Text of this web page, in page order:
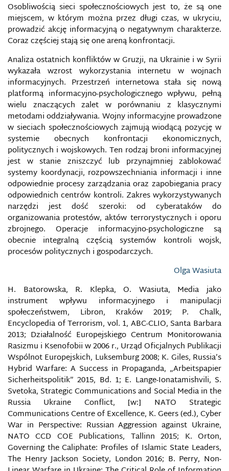
Osobliwością sieci społecznościowych jest to, że są one
miejscem, w którym można przez długi czas, w ukryciu,
prowadzić akcję informacyjną o negatywnym charakterze.
Coraz częściej stają się one areną konfrontacji.
Analiza ostatnich konfliktów w Gruzji, na Ukrainie i w Syrii
wykazała wzrost wykorzystania internetu w wojnach
informacyjnych. Przestrzeń internetowa stała się nową
platformą informacyjno-psychologicznego wpływu, pełną
wielu znaczących zalet w porównaniu z klasycznymi
metodami oddziaływania. Wojny informacyjne prowadzone
w sieciach społecznościowych zajmują wiodącą pozycję w
systemie obecnych konfrontacji ekonomicznych,
politycznych i wojskowych. Ten rodzaj broni informacyjnej
jest w stanie zniszczyć lub przynajmniej zablokować
systemy koordynacji, rozpowszechniania informacji i inne
odpowiednie procesy zarządzania oraz zapobiegania pracy
odpowiednich centrów kontroli. Zakres wykorzystywanych
narzędzi jest dość szeroki: od cyberataków do
organizowania protestów, aktów terrorystycznych i oporu
zbrojnego. Operacje informacyjno-psychologiczne są
obecnie integralną częścią systemów kontroli wojsk,
procesów politycznych i gospodarczych.
Olga Wasiuta
H. Batorowska, R. Klepka, O. Wasiuta, Media jako
instrument wpływu informacyjnego i manipulacji
społeczeństwem, Libron, Kraków 2019; P. Chalk,
Encyclopedia of Terrorism, vol. 1, ABC-CLIO, Santa Barbara
2013; Działalność Europejskiego Centrum Monitorowania
Rasizmu i Ksenofobii w 2006 r., Urząd Oficjalnych Publikacji
Wspólnot Europejskich, Luksemburg 2008; K. Giles, Russia’s
Hybrid Warfare: A Success in Propaganda, „Arbeitspapier
Sicherheitspolitik” 2015, Bd. 1; E. Lange-Ionatamishvili, S.
Svetoka, Strategic Communications and Social Media in the
Russia Ukraine Conflict, [w:] NATO Strategic
Communications Centre of Excellence, K. Geers (ed.), Cyber
War in Perspective: Russian Aggression against Ukraine,
NATO CCD COE Publications, Tallinn 2015; K. Orton,
Governing the Caliphate: Profiles of Islamic State Leaders,
The Henry Jackson Society, London 2016; B. Perry, Non-
PROPAGANDA IDEOLOGICZNA
PROPAGANDA PAŃSTWOWA
PRZECIĄŻENIE INFORMACYJNE
PRZECIWDZIAŁANIE DEZINFORMACJI I
PROPAGANDZIE
PRZESTĘPCZOŚĆ KOMPUTEROWA
PRZESTĘPSTWA PRZECIWKO OCHRONIE
INFORMACJI
PRZESTĘPSTWA PRZECIWKO SYSTEMOM
INFORMATYCZNYM
PRZESTĘPSTWA PRZECIWKO WIARYGODNOŚCI
DOKUMENTÓW
PRZESTRZEŃ BEZPIECZEŃSTWA INFORMACJI
UKRAINY
PRZESTRZEŃ MEDIALNA
RADIO WOLNA EUROPA I RADIO SWOBODA
RANSOMWARE
ROLA INFORMACJI MASS MEDIALNEJ W WOJNACH
HYBRYDOWYCH
ROLA TECHNOLOGII INFORMACYJNO-
TELEKOMUNIKACYJNYCH W DZIAŁANIACH
PSYCHOLOGICZNYCH
ROSYJSKA FABRYKA TROLLI Z PETERSBURGA